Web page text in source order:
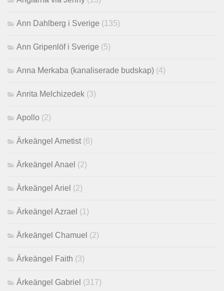
Ann Dahlberg i Sverige (135)
Ann Gripenlöf i Sverige (5)
Anna Merkaba (kanaliserade budskap) (4)
Anrita Melchizedek (3)
Apollo (2)
Ärkeängel Ametist (6)
Ärkeängel Anael (2)
Ärkeängel Ariel (2)
Ärkeängel Azrael (1)
Ärkeängel Chamuel (2)
Ärkeängel Faith (3)
Ärkeängel Gabriel (317)